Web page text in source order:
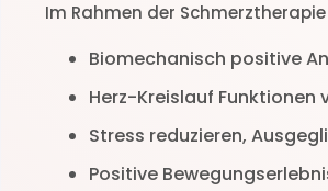
Im Rahmen der
Biomechanisch positive
Herz-Kreislauf Funktionen
Stress reduzieren,
Positive